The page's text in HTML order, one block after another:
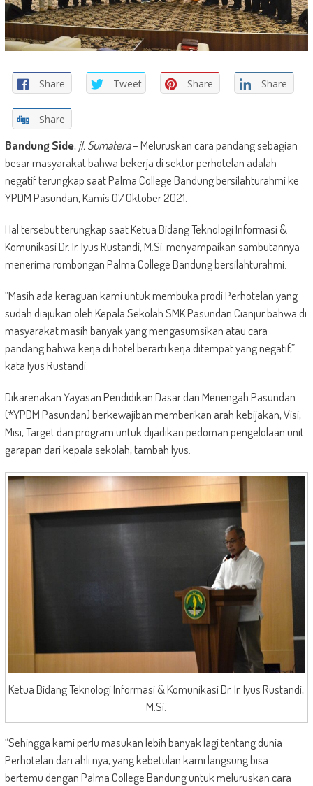
Share Tweet Share Share
Share
Bandung Side, jl. Sumatera– Meluruskan cara pandang sebagian
besar masyarakat bahwa bekerja di sektor perhotelan adalah
negatif terungkap saat Palma College Bandung bersilahturahmi ke
YPDM Pasundan, Kamis 07 Oktober 2021.
Hal tersebut terungkap saat Ketua Bidang Teknologi Informasi &
Komunikasi Dr. Ir. Iyus Rustandi, M.Si. menyampaikan sambutannya
menerima rombongan Palma College Bandung bersilahturahmi.
“Masih ada keraguan kami untuk membuka prodi Perhotelan yang
sudah diajukan oleh Kepala Sekolah SMK Pasundan Cianjur bahwa di
masyarakat masih banyak yang mengasumsikan atau cara
pandang bahwa kerja di hotel berarti kerja ditempat yang negatif,”
kata Iyus Rustandi.
Dikarenakan Yayasan Pendidikan Dasar dan Menengah Pasundan
(*YPDM Pasundan) berkewajiban memberikan arah kebijakan, Visi,
Misi, Target dan program untuk dijadikan pedoman pengelolaan unit
garapan dari kepala sekolah, tambah Iyus.
Ketua Bidang Teknologi Informasi & Komunikasi Dr. Ir. Iyus Rustandi,
M.Si.
“Sehingga kami perlu masukan lebih banyak lagi tentang dunia
Perhotelan dari ahli nya, yang kebetulan kami langsung bisa
bertemu dengan Palma College Bandung untuk meluruskan cara